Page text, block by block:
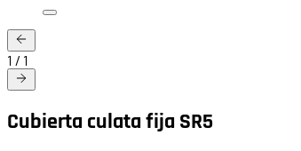
1 / 1
Cubierta culata fija SR5